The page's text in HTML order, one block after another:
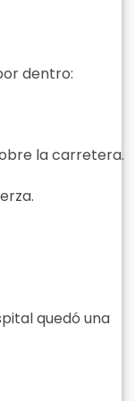
dentro:
la carretera.
quedó una